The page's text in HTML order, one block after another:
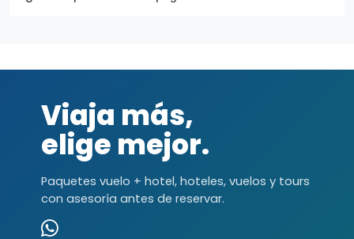
Viaja más,
elige mejor.
Paquetes vuelo + hotel, hoteles, vuelos y tours
con asesoría antes de reservar.